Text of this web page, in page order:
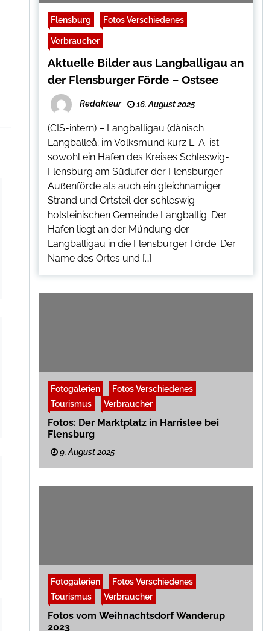
Flensburg Fotos Verschiedenes
Verbraucher
Aktuelle Bilder aus Langballigau an
der Flensburger Förde – Ostsee
Redakteur 16. August 2025
(CIS-intern) – Langballigau (dänisch
Langballeå; im Volksmund kurz L. A. ist
sowohl ein Hafen des Kreises Schleswig-
Flensburg am Südufer der Flensburger
Außenförde als auch ein gleichnamiger
Strand und Ortsteil der schleswig-
holsteinischen Gemeinde Langballig. Der
Hafen liegt an der Mündung der
Langballigau in die Flensburger Förde. Der
Name des Ortes und […]
Fotogalerien
Fotos Verschiedenes
Tourismus
Verbraucher
Fotos: Der Marktplatz in Harrislee bei
Flensburg
9. August 2025
Fotogalerien
Fotos Verschiedenes
Tourismus
Verbraucher
Fotos vom Weihnachtsdorf Wanderup
2023